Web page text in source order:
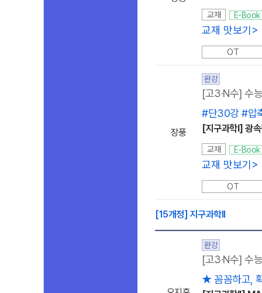
교재 E-Book
교재 맛보기>
OT
장풍
완강
[고3·N수] 수
#단30강 #압
[지구과학I] 광
교재 E-Book
교재 맛보기>
OT
[15개정] 지구과학ll
완강
[고3·N수] 수
★ 꼼꼼하고,